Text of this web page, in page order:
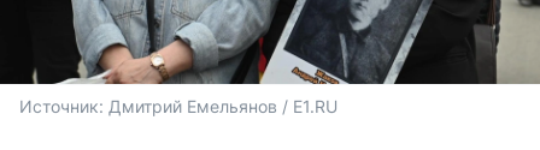
Источник: Дмитрий Емельянов / E1.RU